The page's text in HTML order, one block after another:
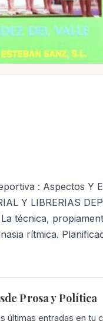
: Aspectos Y
Y LIBRERIAS
técnica,
rítmica.
Prosa y Política
últimas entradas en tu